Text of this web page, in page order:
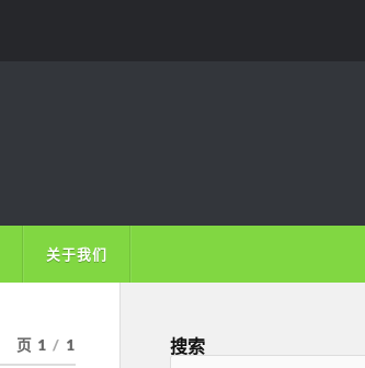
关于我们
页 1 / 1 搜索